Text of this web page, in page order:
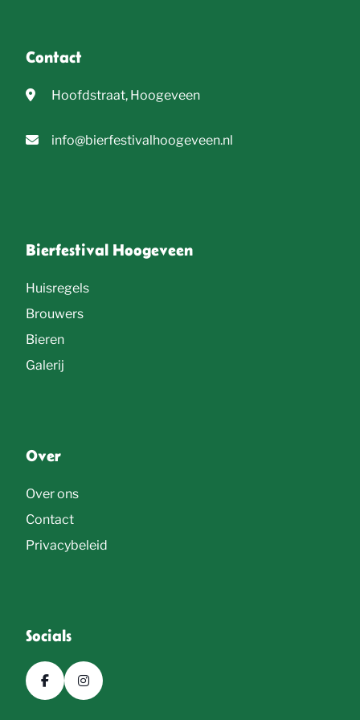
Contact
Hoofdstraat, Hoogeveen
info@bierfestivalhoogeveen.nl
Bierfestival Hoogeveen
Huisregels
Brouwers
Bieren
Galerij
Over
Over ons
Contact
Privacybeleid
Socials